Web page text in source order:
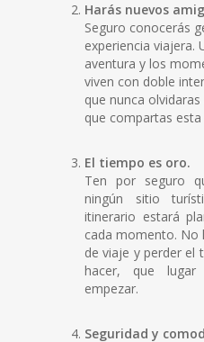
Harás nuevos
Seguro conocerás
experiencia viajera.
aventura y los
viven con doble
que nunca
que compartas
El tiempo es oro.
Ten por seguro
ningún sitio
itinerario estará
cada momento. No
de viaje y perder el
hacer, que
empezar.
Seguridad y